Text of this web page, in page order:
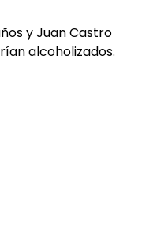
y Juan Castro
alcoholizados.